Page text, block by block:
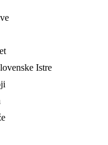
Istre